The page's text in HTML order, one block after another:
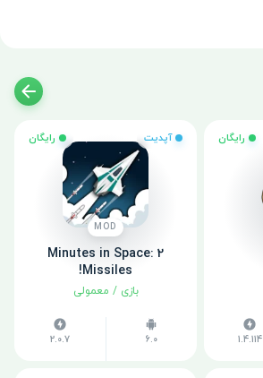
رایگان
1.4.114
آپدیت رایگان
MOD
2 Minutes in Space:
Missiles!
بازی / معمولی
6.0
2.0.7